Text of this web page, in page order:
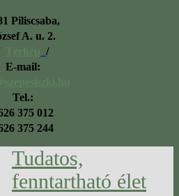
Piliscsaba,
A. u. 2.
/
E-mail:
Tel.:
375 012
375 244
Tudatos,
fenntartható élet